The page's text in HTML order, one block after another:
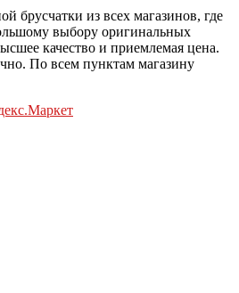
брусчатки из всех магазинов, где
выбору оригинальных
качество и приемлемая цена.
По всем пунктам магазину